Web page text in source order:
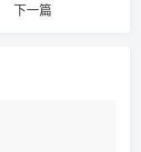
下一篇